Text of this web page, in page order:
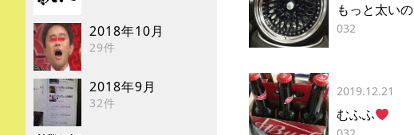
2018年10月
29件
2018年9月
32件
もっと太いの
032
2019.12.21
むふふ